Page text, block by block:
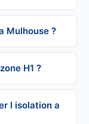
Mulhouse ?
H1 ?
l isolation a